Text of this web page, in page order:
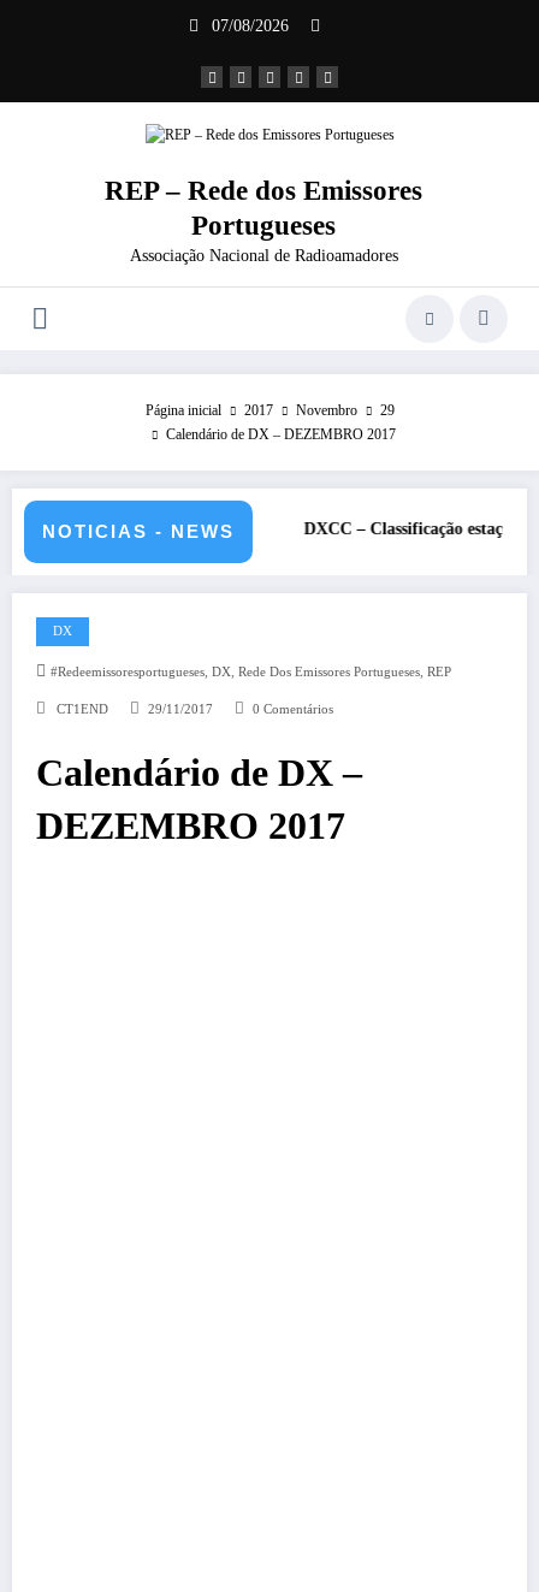
07/08/2026
REP – Rede dos Emissores
Portugueses
Associação Nacional de Radioamadores
Página inicial 2017 Novembro
29
Calendário de DX – DEZEMBRO 2017
NOTICIAS - NEWS
julho de 2026 – CS5HQ DXCC – Classificação estações
DX
#redeemissoresportugueses, DX, Rede Dos Emissores Portugueses, REP
CT1END 29/11/2017 0 Comentários
Calendário de DX –
DEZEMBRO 2017